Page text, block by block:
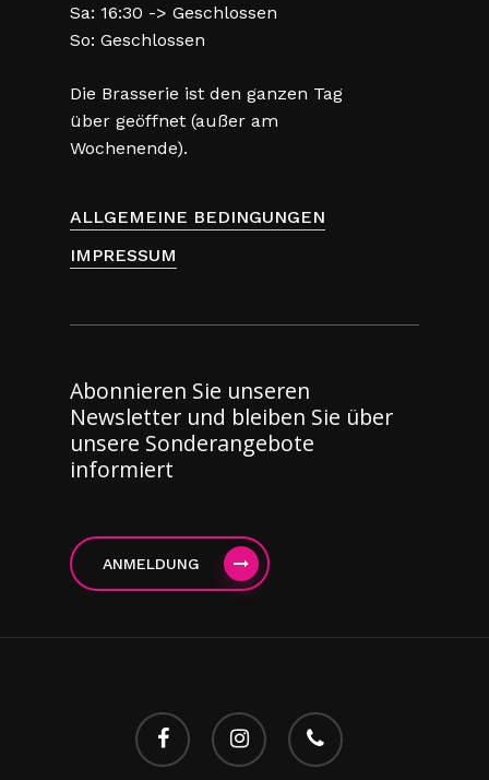
Sa: 16:30 -> Geschlossen
So: Geschlossen
Die Brasserie ist den ganzen Tag
über geöffnet (außer am
Wochenende).
ALLGEMEINE BEDINGUNGEN
IMPRESSUM
Abonnieren Sie unseren
Newsletter und bleiben Sie über
unsere Sonderangebote
informiert
ANMELDUNG
facebook instagram Telefon